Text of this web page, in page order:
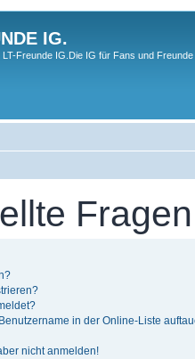
IG.
Freunde IG.Die IG für Fans und
Fragen
in der Online-Liste
nicht anmelden!